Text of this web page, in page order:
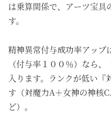
は乗算関係で、アーツ宝具
す。
精神異常付与成功率アップ
（付与率１００％）なら
入ります。ランクが低い
す（対魔力A＋女神の神核
ど）。